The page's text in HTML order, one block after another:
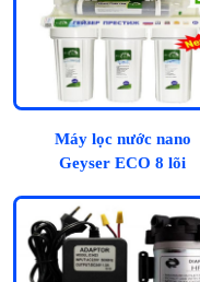
Máy lọc nước nano
Geyser ECO 8 lõi